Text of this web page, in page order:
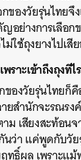
ของวัยรุ่นไทยจึ
ญอย่างการเลือ
ใช้ถุงยางไปเสี
พราะเข้าถึงถุงที
องวัยรุ่นไทยก็
ยสำนักจะรณรง
ม เสียงสะท้อน
นว่า แค่พูดกับวั
ทธิ์ผล เพราะแ